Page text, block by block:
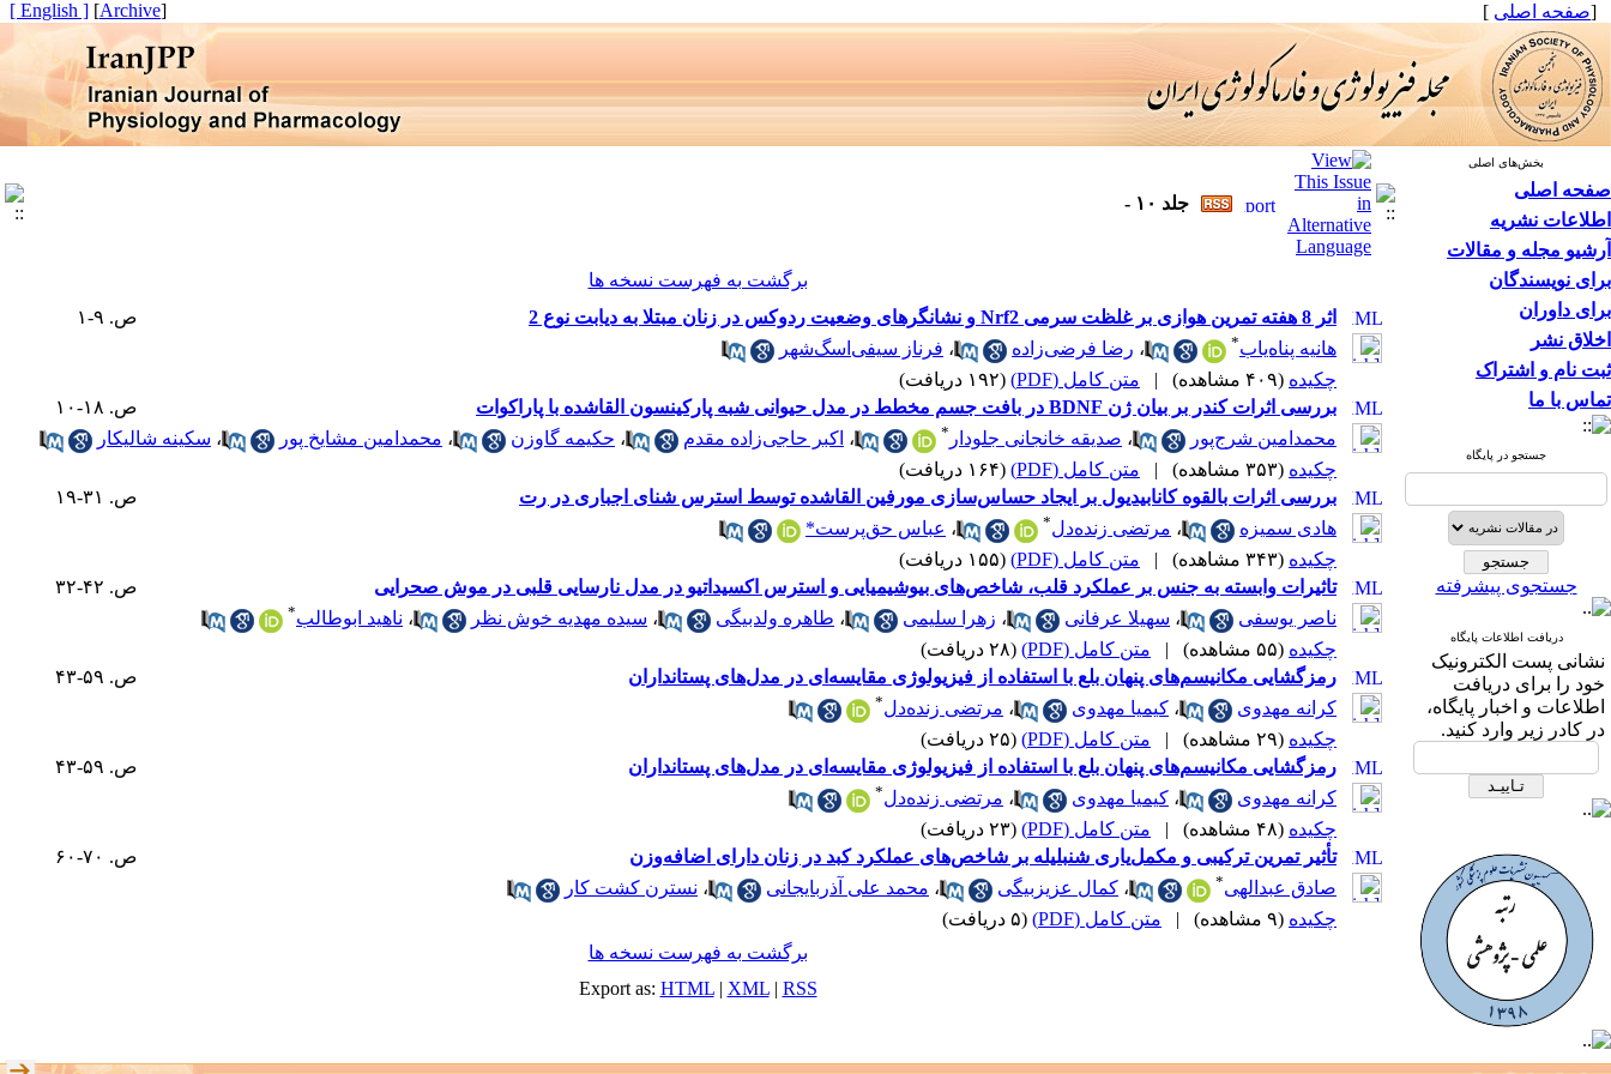
[صفحه اصلی ]
[
Archive
]
[ English ]
بخش‌های اصلی
صفحه اصلی
اطلاعات نشریه
آرشیو مجله و مقالات
برای نویسندگان
برای داوران
اخلاق نشر
ثبت نام و اشتراک
تماس با ما
جستجو در پایگاه
جستجوی پیشرفته
دریافت اطلاعات پایگاه
نشانی پست الکترونیک
خود را برای دریافت
اطلاعات و اخبار پایگاه،
در کادر زیر وارد کنید.
جلد ۱۰ -
برگشت به فهرست نسخه ها
اثر 8 هفته تمرین هوازی بر غلظت سرمی Nrf2 و نشانگرهای وضعیت ردوکس در زنان مبتلا به دیابت نوع 2
ص. ۹-۱
هانیه پناه‌یاب* ، رضا فرضی‌زاده ، فرناز سیفی‌اسگ‌شهر
چکیده (۴۰۹ مشاهده) | متن کامل (PDF)
(۱۹۲ دریافت)
بررسی اثرات کندر بر بیان ژن BDNF در بافت‌ جسم مخطط در مدل حیوانی شبه پارکینسون القاشده با پاراکوات
ص. ۱۸-۱۰
محمدامین شرج‌پور
، صدیقه خانجانی جلودار * ، اکبر حاجی‌زاده مقدم ، حکیمه گاوزن ، محمدامین مشایخ پور ، سکینه شالیکار
چکیده (۳۵۳ مشاهده) | متن کامل (PDF)
(۱۶۴ دریافت)
بررسی اثرات بالقوه کانابیدیول بر ایجاد حساس‌سازی مورفین القاشده توسط استرس شنای اجباری در رت
ص. ۳۱-۱۹
هادی سمیزه
، مرتضی زنده‌دل* ، عباس حق‌پرست*
چکیده (۳۴۳ مشاهده) | متن کامل (PDF)
(۱۵۵ دریافت)
تاثیرات وابسته به جنس بر عملکرد قلب، شاخص‌های بیوشیمیایی و استرس اکسیداتیو در مدل نارسایی قلبی در موش صحرایی
ص. ۴۲-۳۲
ناصر یوسفی
، سهیلا عرفانی ، زهرا سلیمی ، طاهره ولدبیگی ، سیده مهدیه خوش نظر ، ناهید ابوطالب*
چکیده (۵۵ مشاهده) | متن کامل (PDF)
(۲۸ دریافت)
رمزگشایی مکانیسم‌های پنهان بلع با استفاده از فیزیولوژی مقایسه‌ای در مدل‌های پستانداران
ص. ۵۹-۴۳
کرانه مهدوی
، کیمیا مهدوی ، مرتضی زنده‌دل*
چکیده (۲۹ مشاهده) | متن کامل (PDF)
(۲۵ دریافت)
رمزگشایی مکانیسم‌های پنهان بلع با استفاده از فیزیولوژی مقایسه‌ای در مدل‌های پستانداران
ص. ۵۹-۴۳
کرانه مهدوی
، کیمیا مهدوی ، مرتضی زنده‌دل*
چکیده (۴۸ مشاهده) | متن کامل (PDF)
(۲۳ دریافت)
تأثیر تمرین ترکیبی و مکمل‌یاری شنبلیله بر شاخص‌های عملکرد کبد در زنان دارای اضافه‌وزن
ص. ۷۰-۶۰
صادق عبدالهی* ، کمال عزیزبیگی ، محمد علی آذربایجانی ، نسترن کشت کار
چکیده (۹ مشاهده) | متن کامل (PDF)
(۵ دریافت)
برگشت به فهرست نسخه ها
Export as: HTML| XML| RSS